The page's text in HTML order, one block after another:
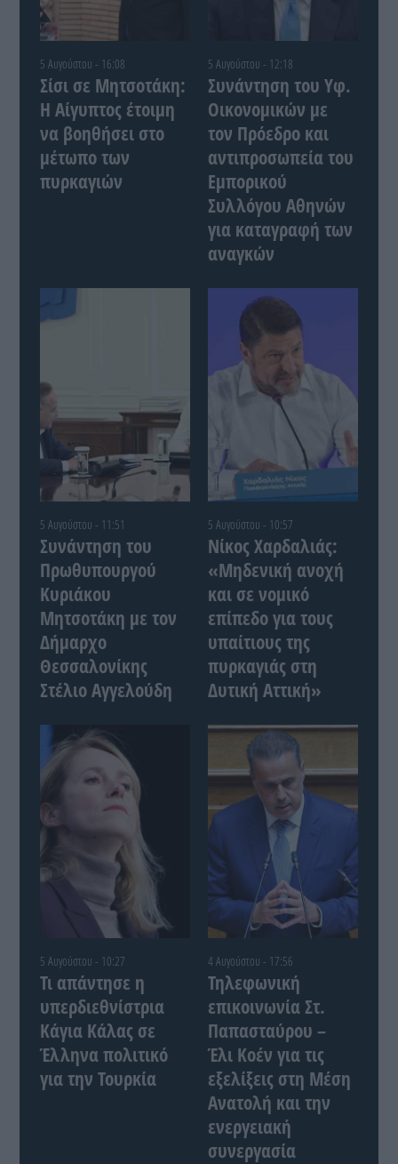
5 Αυγούστου - 16:08
Σίσι σε Μητσοτάκη:
Η Αίγυπτος έτοιμη
να βοηθήσει στο
μέτωπο των
πυρκαγιών
5 Αυγούστου - 12:18
Συνάντηση του Yφ.
Οικονομικών με
τον Πρόεδρο και
αντιπροσωπεία του
Εμπορικού
Συλλόγου Αθηνών
για καταγραφή των
αναγκών
5 Αυγούστου - 11:51
Συνάντηση του
Πρωθυπουργού
Κυριάκου
Μητσοτάκη με τον
Δήμαρχο
Θεσσαλονίκης
Στέλιο Αγγελούδη
5 Αυγούστου - 10:57
Νίκος Χαρδαλιάς:
«Μηδενική ανοχή
και σε νομικό
επίπεδο για τους
υπαίτιους της
πυρκαγιάς στη
Δυτική Αττική»
5 Αυγούστου - 10:27
Τι απάντησε η
υπερδιεθνίστρια
Κάγια Κάλας σε
Έλληνα πολιτικό
για την Τουρκία
4 Αυγούστου - 17:56
Τηλεφωνική
επικοινωνία Στ.
Παπασταύρου –
Έλι Κοέν για τις
εξελίξεις στη Μέση
Ανατολή και την
ενεργειακή
συνεργασία